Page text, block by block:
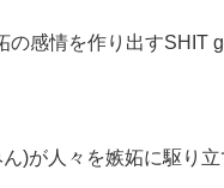
感情を作り出すSHIT
)が人々を嫉妬に駆り